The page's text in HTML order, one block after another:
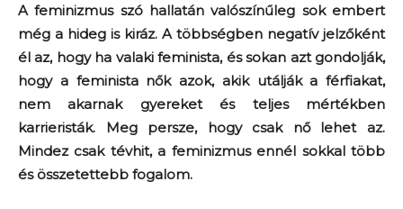
A feminizmus szó hallatán valószínűleg sok embert
még a hideg is kiráz. A többségben negatív jelzőként
él az, hogy ha valaki feminista, és sokan azt gondolják,
hogy a feminista nők azok, akik utálják a férfiakat,
nem akarnak gyereket és teljes mértékben
karrieristák. Meg persze, hogy csak nő lehet az.
Mindez csak tévhit, a feminizmus ennél sokkal több
és összetettebb fogalom.